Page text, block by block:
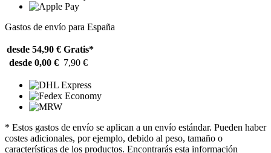
Gastos de envío para España
desde 54,90 € Gratis*
desde 0,00 € 7,90 €
* Estos gastos de envío se aplican a un envío estándar. Pueden haber
costes adicionales, por ejemplo, debido al peso, tamaño o
características de los productos. Encontrarás esta información